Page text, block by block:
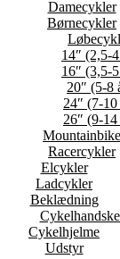
Damecykler
Børnecykler
14″ (2,5-
16″ (3,5-
20″ (5-8
24″ (7-10
26″ (9-14
Mountainbike
Racercykler
Elcykler
Ladcykler
Beklædning
Cykelhjelme
Udstyr